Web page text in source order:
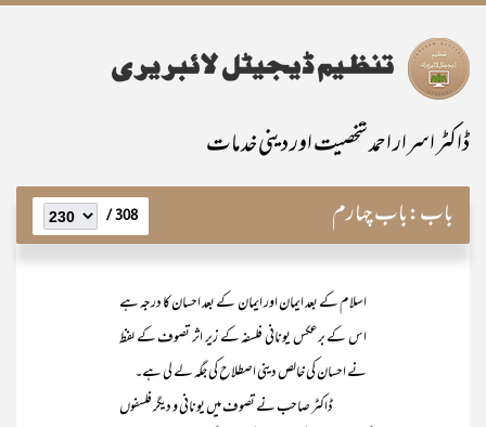
ڈاکٹر اسرار احمد شخصیت اور دینی خدمات
باب:باب چہارم 308 /
اسلام کے بعد ایمان اور ایمان کے بعد احسان کا درجہ ہے
اس کے برعکس یونانی فلسفہ کے زیر اثر تصوف کے لفظ
نے احسان کی خالص دینی اصطلاح کی جگہ لے لی ہے۔
ڈاکٹر صاحب نے تصوف میں یونانی و دیگر فلسفوں